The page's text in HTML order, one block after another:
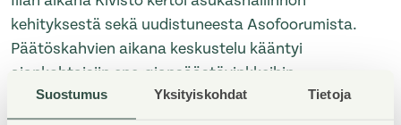
Suostumus Yksityiskohdat Tietoja
kehityksestä sekä uudistuneesta Asofoorumista.
Päätöskahvien aikana keskustelu kääntyi
ajankohtaisiin energiansäästövinkkeihin.
Isännöitsijöiltä kysyttiin etenkin Leanheat-
lämmönsäätöjärjestelmästä ja sen tuomista